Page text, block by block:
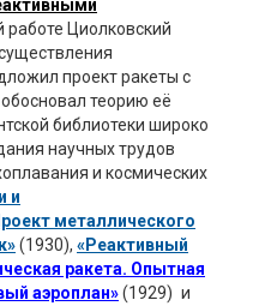
работе Циолковский
проект ракеты с
теорию её
библиотеки широко
научных трудов
и космических
и
металлического
(1930), «Реактивный
ракета. Опытная
аэроплан»(1929) и